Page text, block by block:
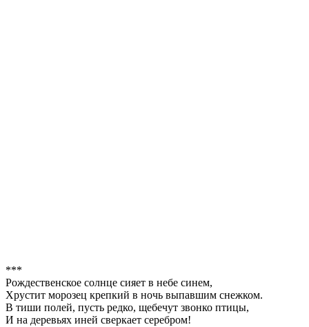
***
Рождественское солнце сияет в небе синем,
Хрустит морозец крепкий в ночь выпавшим снежком.
В тиши полей, пусть редко, щебечут звонко птицы,
И на деревьях иней сверкает серебром!